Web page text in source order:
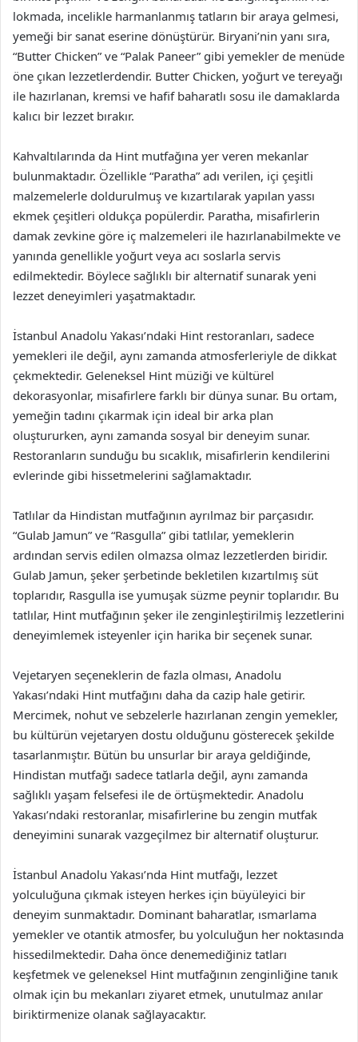
lokmada, incelikle harmanlanmış tatların bir araya gelmesi,
yemeği bir sanat eserine dönüştürür. Biryani’nin yanı sıra,
“Butter Chicken” ve “Palak Paneer” gibi yemekler de menüde
öne çıkan lezzetlerdendir. Butter Chicken, yoğurt ve tereyağı
ile hazırlanan, kremsi ve hafif baharatlı sosu ile damaklarda
kalıcı bir lezzet bırakır.
Kahvaltılarında da Hint mutfağına yer veren mekanlar
bulunmaktadır. Özellikle “Paratha” adı verilen, içi çeşitli
malzemelerle doldurulmuş ve kızartılarak yapılan yassı
ekmek çeşitleri oldukça popülerdir. Paratha, misafirlerin
damak zevkine göre iç malzemeleri ile hazırlanabilmekte ve
yanında genellikle yoğurt veya acı soslarla servis
edilmektedir. Böylece sağlıklı bir alternatif sunarak yeni
lezzet deneyimleri yaşatmaktadır.
İstanbul Anadolu Yakası’ndaki Hint restoranları, sadece
yemekleri ile değil, aynı zamanda atmosferleriyle de dikkat
çekmektedir. Geleneksel Hint müziği ve kültürel
dekorasyonlar, misafirlere farklı bir dünya sunar. Bu ortam,
yemeğin tadını çıkarmak için ideal bir arka plan
oluştururken, aynı zamanda sosyal bir deneyim sunar.
Restoranların sunduğu bu sıcaklık, misafirlerin kendilerini
evlerinde gibi hissetmelerini sağlamaktadır.
Tatlılar da Hindistan mutfağının ayrılmaz bir parçasıdır.
“Gulab Jamun” ve “Rasgulla” gibi tatlılar, yemeklerin
ardından servis edilen olmazsa olmaz lezzetlerden biridir.
Gulab Jamun, şeker şerbetinde bekletilen kızartılmış süt
toplarıdır, Rasgulla ise yumuşak süzme peynir toplarıdır. Bu
tatlılar, Hint mutfağının şeker ile zenginleştirilmiş lezzetlerini
deneyimlemek isteyenler için harika bir seçenek sunar.
Vejetaryen seçeneklerin de fazla olması, Anadolu
Yakası’ndaki Hint mutfağını daha da cazip hale getirir.
Mercimek, nohut ve sebzelerle hazırlanan zengin yemekler,
bu kültürün vejetaryen dostu olduğunu gösterecek şekilde
tasarlanmıştır. Bütün bu unsurlar bir araya geldiğinde,
Hindistan mutfağı sadece tatlarla değil, aynı zamanda
sağlıklı yaşam felsefesi ile de örtüşmektedir. Anadolu
Yakası’ndaki restoranlar, misafirlerine bu zengin mutfak
deneyimini sunarak vazgeçilmez bir alternatif oluşturur.
İstanbul Anadolu Yakası’nda Hint mutfağı, lezzet
yolculuğuna çıkmak isteyen herkes için büyüleyici bir
deneyim sunmaktadır. Dominant baharatlar, ısmarlama
yemekler ve otantik atmosfer, bu yolculuğun her noktasında
hissedilmektedir. Daha önce denemediğiniz tatları
keşfetmek ve geleneksel Hint mutfağının zenginliğine tanık
olmak için bu mekanları ziyaret etmek, unutulmaz anılar
biriktirmenize olanak sağlayacaktır.